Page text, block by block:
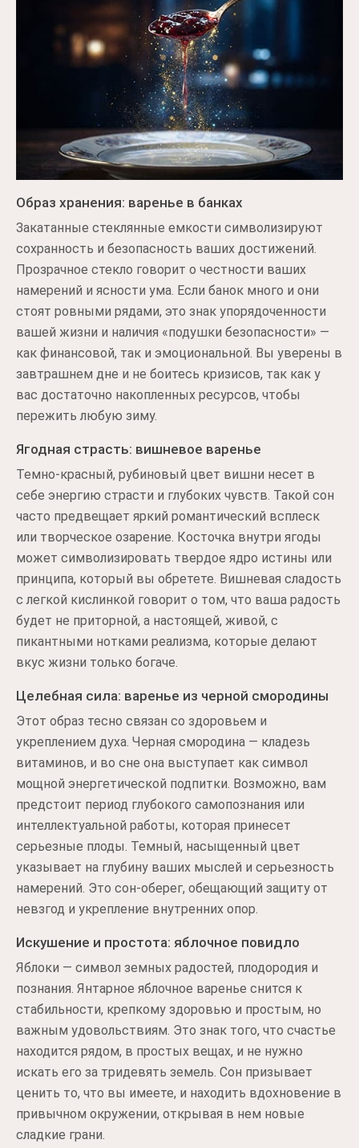
Образ хранения: варенье в банках
Закатанные стеклянные емкости символизируют
сохранность и безопасность ваших достижений.
Прозрачное стекло говорит о честности ваших
намерений и ясности ума. Если банок много и они
стоят ровными рядами, это знак упорядоченности
вашей жизни и наличия «подушки безопасности» —
как финансовой, так и эмоциональной. Вы уверены в
завтрашнем дне и не боитесь кризисов, так как у
вас достаточно накопленных ресурсов, чтобы
пережить любую зиму.
Ягодная страсть: вишневое варенье
Темно-красный, рубиновый цвет вишни несет в
себе энергию страсти и глубоких чувств. Такой сон
часто предвещает яркий романтический всплеск
или творческое озарение. Косточка внутри ягоды
может символизировать твердое ядро истины или
принципа, который вы обретете. Вишневая сладость
с легкой кислинкой говорит о том, что ваша радость
будет не приторной, а настоящей, живой, с
пикантными нотками реализма, которые делают
вкус жизни только богаче.
Целебная сила: варенье из черной смородины
Этот образ тесно связан со здоровьем и
укреплением духа. Черная смородина — кладезь
витаминов, и во сне она выступает как символ
мощной энергетической подпитки. Возможно, вам
предстоит период глубокого самопознания или
интеллектуальной работы, которая принесет
серьезные плоды. Темный, насыщенный цвет
указывает на глубину ваших мыслей и серьезность
намерений. Это сон-оберег, обещающий защиту от
невзгод и укрепление внутренних опор.
Искушение и простота: яблочное повидло
Яблоки — символ земных радостей, плодородия и
познания. Янтарное яблочное варенье снится к
стабильности, крепкому здоровью и простым, но
важным удовольствиям. Это знак того, что счастье
находится рядом, в простых вещах, и не нужно
искать его за тридевять земель. Сон призывает
ценить то, что вы имеете, и находить вдохновение в
привычном окружении, открывая в нем новые
сладкие грани.